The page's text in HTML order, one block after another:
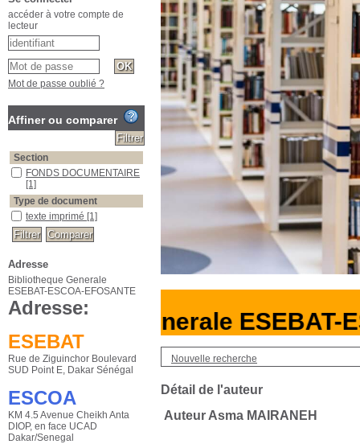
Generale ESEBAT-
Nouvelle recherche
Détail de l'auteur
Auteur Asma MAIRANEH
accéder à votre compte de
lecteur
Mot de passe oublié ?
Affiner ou comparer
Section
FONDS DOCUMENTAIRE
[1]
Type de document
texte imprimé [1]
Adresse
Bibliotheque Generale
ESEBAT-ESCOA-EFOSANTE
Adresse:
ESEBAT
Rue de Ziguinchor Boulevard
SUD Point E, Dakar Sénégal
ESCOA
KM 4.5 Avenue Cheikh Anta
DIOP, en face UCAD
Dakar/Senegal